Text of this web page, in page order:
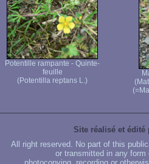
Potentille rampante - Quinte-
feuille
(Potentilla reptans L.)
Site réalisé et édité
All right reserved. No part of this
or transmitted in any